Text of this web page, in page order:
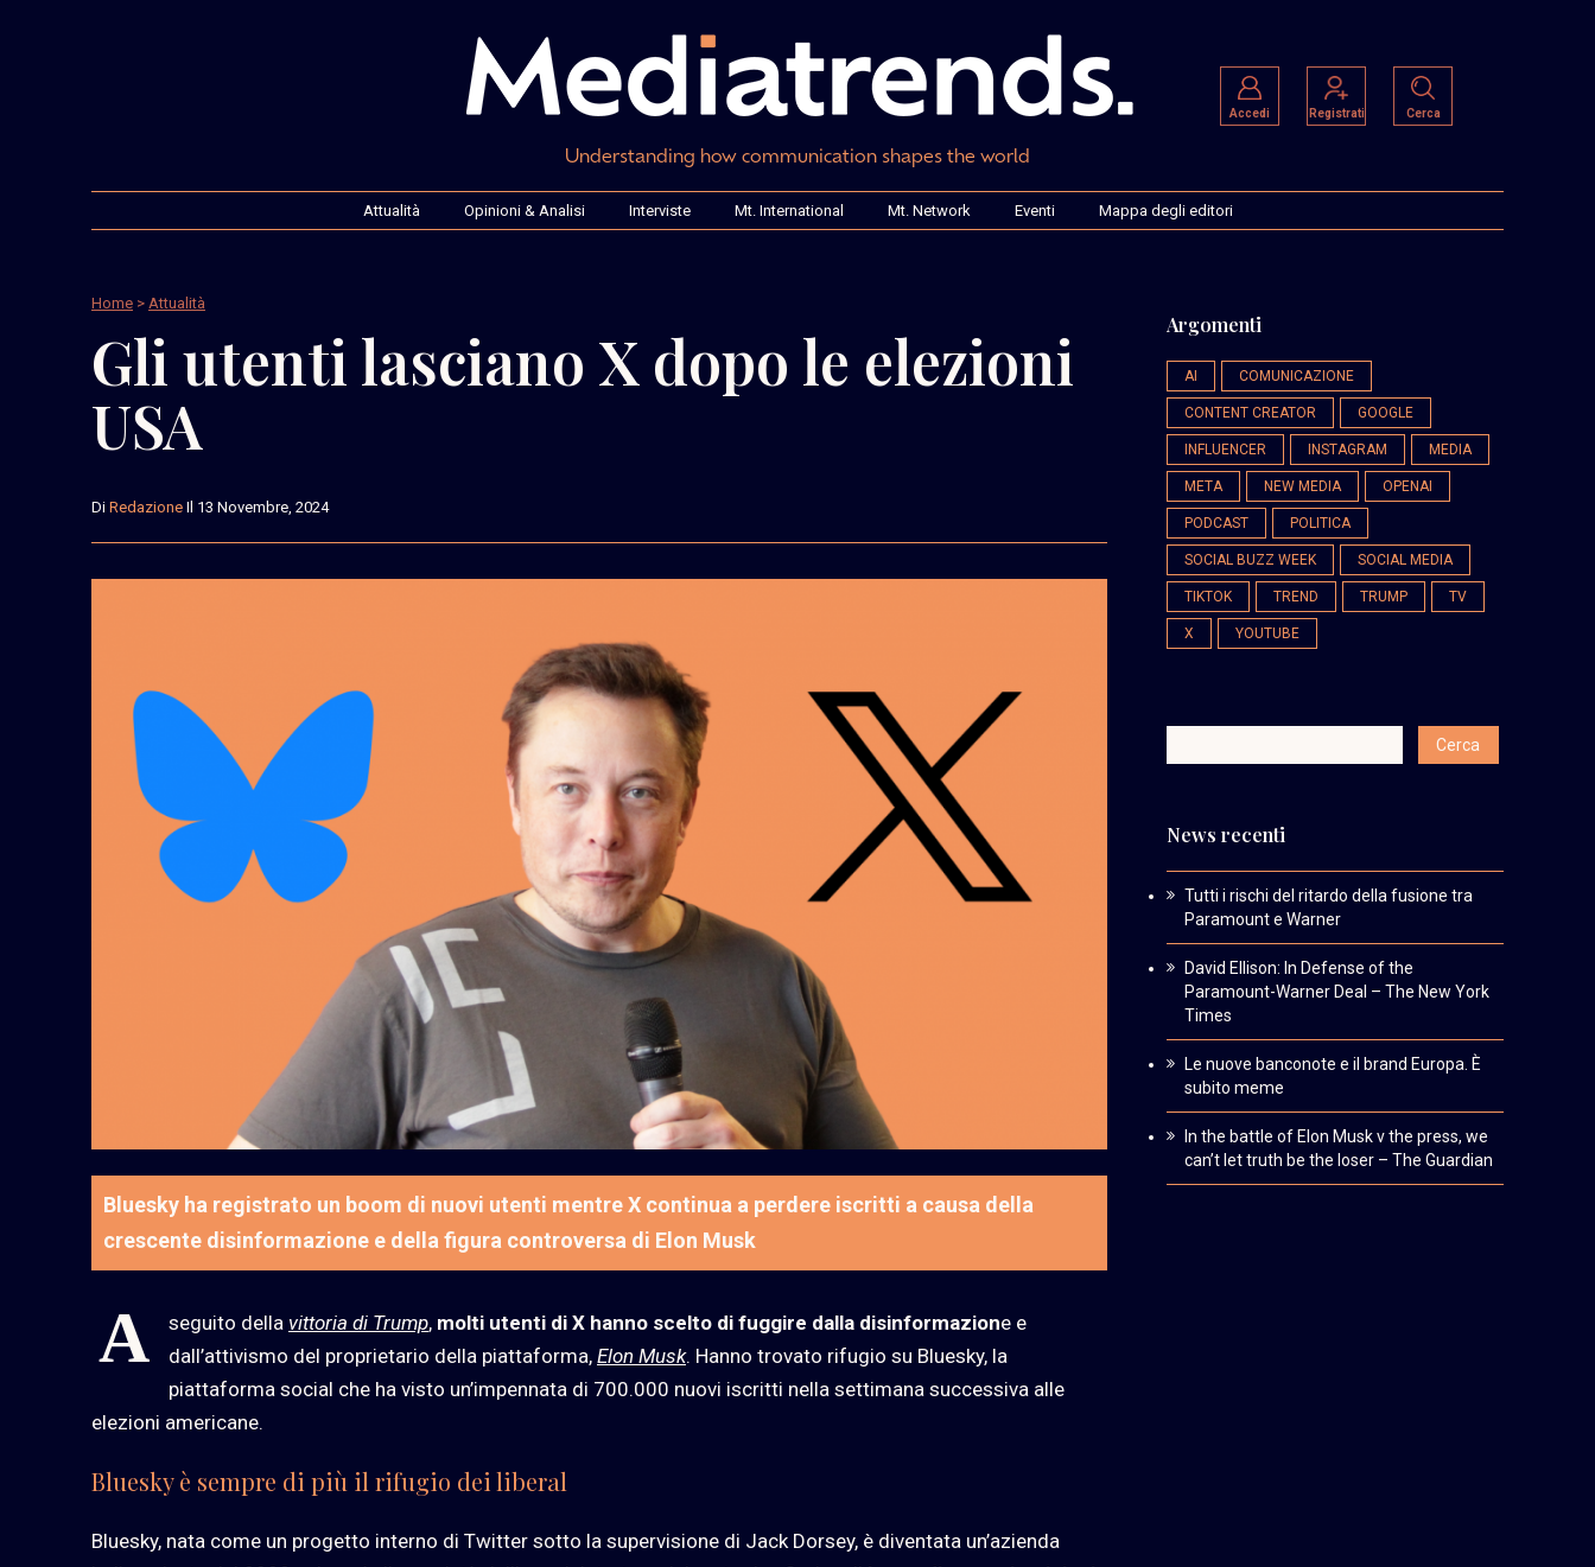
Understanding how communication shapes the world
Accedi Registrati Cerca
Attualità Opinioni & Analisi Interviste Mt. International Mt. Network Eventi Mappa degli editori
Home > Attualità
Gli utenti lasciano X dopo le elezioni
USA
Di Redazione Il 13 Novembre, 2024
Bluesky ha registrato un boom di nuovi utenti mentre X continua a perdere iscritti a causa della
crescente disinformazione e della figura controversa di Elon Musk
A seguito della vittoria di Trump, molti utenti di X hanno scelto di fuggire dalla disinformazione e
dall’attivismo del proprietario della piattaforma, Elon Musk. Hanno trovato rifugio su Bluesky, la
piattaforma social che ha visto un’impennata di 700.000 nuovi iscritti nella settimana successiva alle
elezioni americane.
Bluesky è sempre di più il rifugio dei liberal
Bluesky, nata come un progetto interno di Twitter sotto la supervisione di Jack Dorsey, è diventata un’azienda
Argomenti
AI COMUNICAZIONE
CONTENT CREATOR GOOGLE
INFLUENCER INSTAGRAM MEDIA
META NEW MEDIA OPENAI
PODCAST POLITICA
SOCIAL BUZZ WEEK SOCIAL MEDIA
TIKTOK TREND TRUMP TV
X YOUTUBE
News recenti
Tutti i rischi del ritardo della fusione tra
Paramount e Warner
David Ellison: In Defense of the
Paramount-Warner Deal – The New York
Times
Le nuove banconote e il brand Europa. È
subito meme
In the battle of Elon Musk v the press, we
can’t let truth be the loser – The Guardian